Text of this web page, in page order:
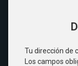
Tu dirección de
Los campos